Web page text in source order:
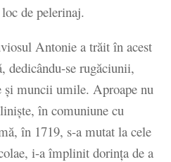
de pelerinaj.
Antonie a trăit în acest
dedicându-se rugăciunii,
și muncii umile. Aproape nu
în comuniune cu
în 1719, s-a mutat la cele
i-a împlinit dorința de a